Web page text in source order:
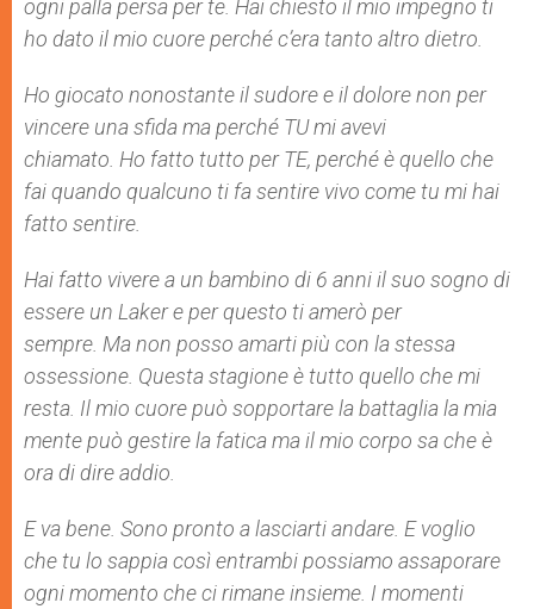
ogni palla persa per te. Hai chiesto il mio impegno ti
ho dato il mio cuore perché c’era tanto altro dietro.
Ho giocato nonostante il sudore e il dolore non per
vincere una sfida ma perché TU mi avevi
chiamato. Ho fatto tutto per TE, perché è quello che
fai quando qualcuno ti fa sentire vivo come tu mi hai
fatto sentire.
Hai fatto vivere a un bambino di 6 anni il suo sogno di
essere un Laker e per questo ti amerò per
sempre. Ma non posso amarti più con la stessa
ossessione. Questa stagione è tutto quello che mi
resta. Il mio cuore può sopportare la battaglia la mia
mente può gestire la fatica ma il mio corpo sa che è
ora di dire addio.
E va bene. Sono pronto a lasciarti andare. E voglio
che tu lo sappia così entrambi possiamo assaporare
ogni momento che ci rimane insieme. I momenti